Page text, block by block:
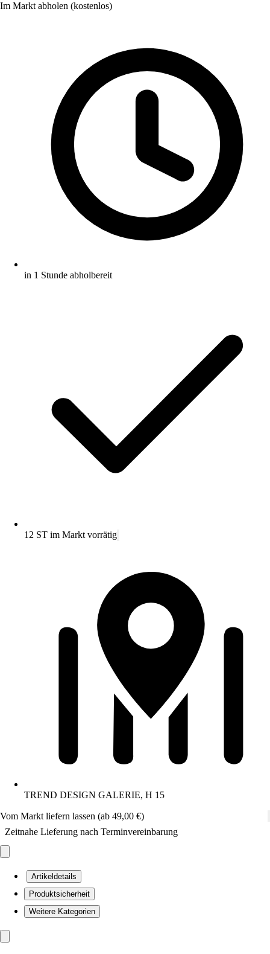
Im Markt abholen (kostenlos)
in 1 Stunde abholbereit
12 ST im Markt vorrätig
TREND DESIGN GALERIE, H 15
Vom Markt liefern lassen (ab 49,00 €)
Zeitnahe Lieferung nach Terminvereinbarung
Artikeldetails
Produktsicherheit
Weitere Kategorien